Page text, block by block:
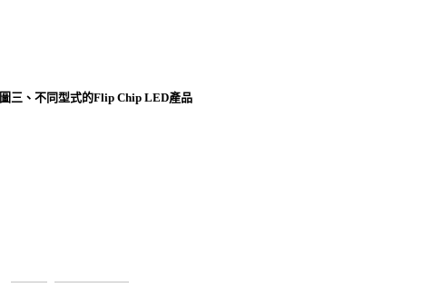
圖三、不同型式的Flip Chip LED產品